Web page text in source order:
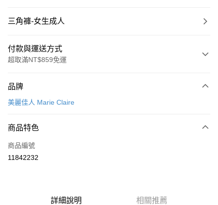
三角褲-女生成人
付款與運送方式
超取滿NT$859免運
信用卡一次付款
LINE Pay
Apple Pay
品牌
美麗佳人 Marie Claire
商品特色
商品編號
11842232
詳細說明 相關推薦